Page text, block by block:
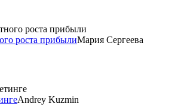
роста прибылиМария Сергеева
Andrey Kuzmin